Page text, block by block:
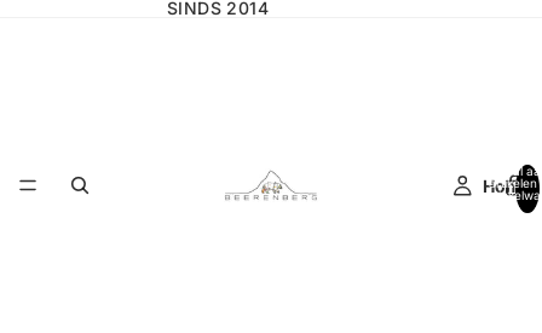
SINDS 2014
Home
Totaal
artikelen